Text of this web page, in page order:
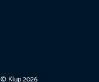
© Klup 2026